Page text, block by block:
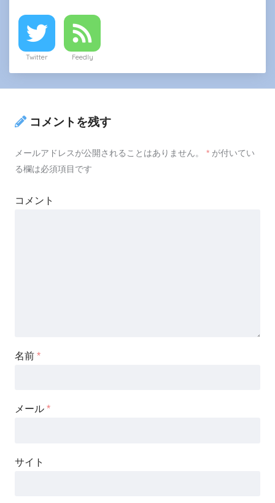
Twitter Feedly
コメントを残す
メールアドレスが公開されることはありません。 * が付いてい
る欄は必須項目です
コメント
名前 *
メール *
サイト